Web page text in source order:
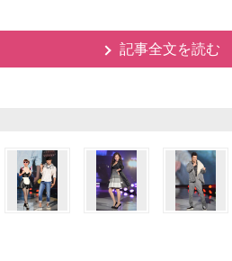
記事全文を読む